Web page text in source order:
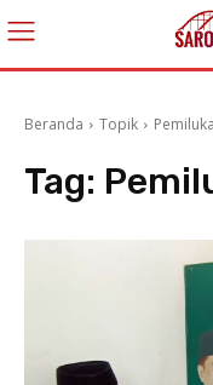
Beranda Topik
Tag: